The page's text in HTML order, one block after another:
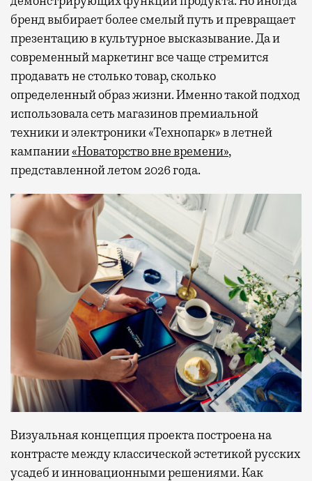
бренд выбирает более смелый путь и превращает
презентацию в культурное высказывание. Да и
современный маркетинг все чаще стремится
продавать не столько товар, сколько
определенный образ жизни. Именно такой подход
использовала сеть магазинов премиальной
техники и электроники «Технопарк» в летней
кампании«Новаторство вне времени»,
представленной летом 2026 года.
Визуальная концепция проекта построена на
контрасте между классической эстетикой русских
усадеб и инновационными решениями. Как